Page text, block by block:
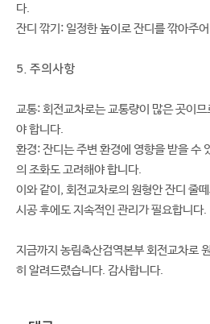
다.
잔디 깎기: 일정한 높이로 잔디를 깎아주
5. 주의사항
교통: 회전교차로는 교통량이 많은 곳이
야 합니다.
환경: 잔디는 주변 환경에 영향을 받을 수
의 조화도 고려해야 합니다.
이와 같이, 회전교차로의 원형안 잔디 줄
시공 후에도 지속적인 관리가 필요합니다.
지금까지 농림축산검역본부 회전교차로
히 알려드렸습니다. 감사합니다.